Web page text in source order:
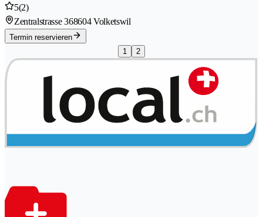
5(2)
Zentralstrasse 368604 Volketswil
Termin reservieren
1
2